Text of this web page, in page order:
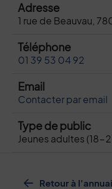
Adresse
1 rue de Beauvau,
Téléphone
01 39 53 04 92
Email
Contacter par email
Type de public
Jeunes adultes (18-
Retour à